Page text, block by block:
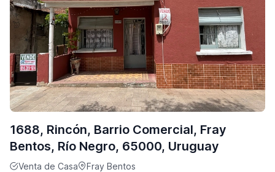
1688, Rincón, Barrio Comercial, Fray
Bentos, Río Negro, 65000, Uruguay
Venta de Casa Fray Bentos